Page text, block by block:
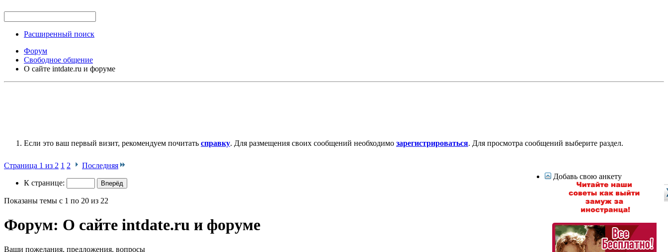
Расширенный поиск
Форум
Свободное общение
О сайте intdate.ru и форуме
Если это ваш первый визит, рекомендуем почитать справку. Для размещения своих сообщений необходимо зарегистрироваться. Для просмотра сообщений выберите раздел.
Страница 1 из 2 1 2 Последняя
К странице:
Показаны темы с 1 по 20 из 22
Форум: О сайте intdate.ru и форуме
Ваши пожелания, предложения, вопросы
Добавь свою анкету